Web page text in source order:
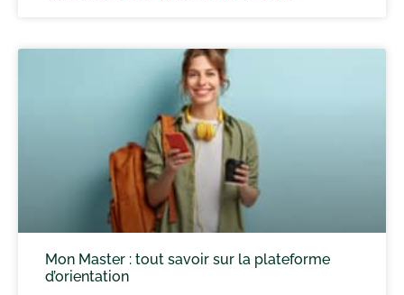
Mon Master : tout savoir sur la plateforme
d’orientation